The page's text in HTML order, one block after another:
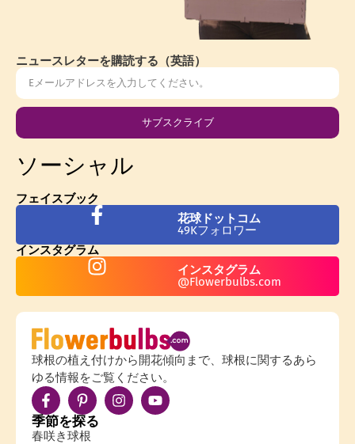
ニュースレターを購読する（英語）
サブスクライブ
ソーシャル
フェイスブック
花球ドットコム
49Kフォロワー
インスタグラム
インスタグラム
@Flowerbulbs.com
球根の植え付けから開花傾向まで、球根に関するあら
ゆる情報をご覧ください。
季節を探る
春咲き球根